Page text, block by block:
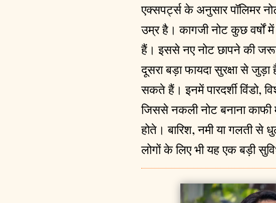
एक्सपर्ट्स के अनुसार पॉलिमर
उम्र है। कागजी नोट कुछ वर्षों
हैं। इससे नए नोट छापने की
दूसरा बड़ा फायदा सुरक्षा से
सकते हैं। इनमें पारदर्शी विंडो,
जिससे नकली नोट बनाना काफी
होते। बारिश, नमी या गलती
लोगों के लिए भी यह एक बड़ी